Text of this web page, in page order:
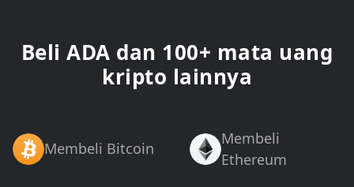
Beli ADA dan 100+ mata uang
kripto lainnya
Membeli Bitcoin
Membeli
Ethereum